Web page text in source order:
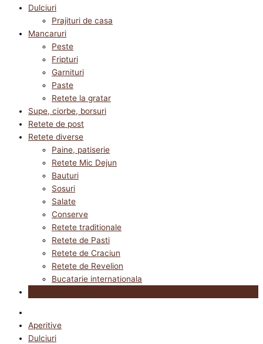
Dulciuri
Prajituri de casa
Mancaruri
Peste
Fripturi
Garnituri
Paste
Retete la gratar
Supe, ciorbe, borsuri
Retete de post
Retete diverse
Paine, patiserie
Retete Mic Dejun
Bauturi
Sosuri
Salate
Conserve
Retete traditionale
Retete de Pasti
Retete de Craciun
Retete de Revelion
Bucatarie internationala
Aperitive
Dulciuri